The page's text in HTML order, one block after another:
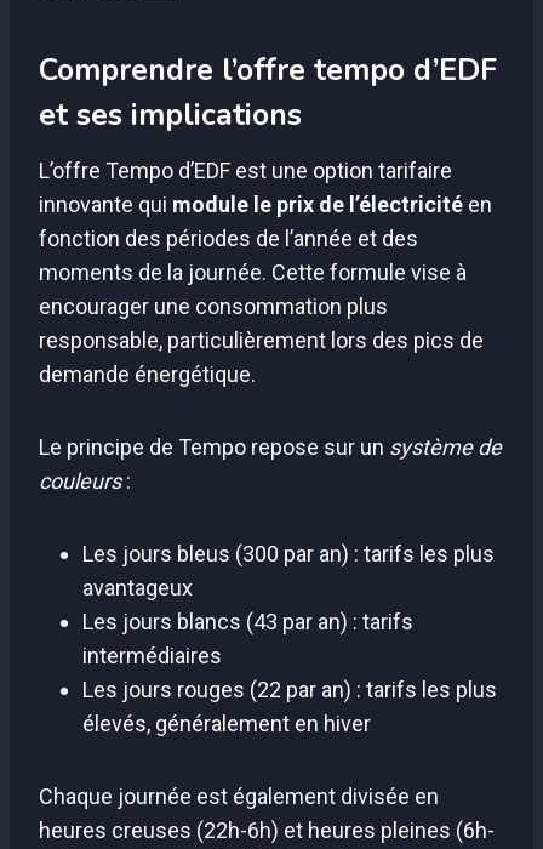
Comprendre l’offre tempo d’EDF
et ses implications
L’offre Tempo d’EDF est une option tarifaire
innovante qui module le prix de l’électricité en
fonction des périodes de l’année et des
moments de la journée. Cette formule vise à
encourager une consommation plus
responsable, particulièrement lors des pics de
demande énergétique.
Le principe de Tempo repose sur un système de
couleurs:
Les jours bleus (300 par an) : tarifs les plus
avantageux
Les jours blancs (43 par an) : tarifs
intermédiaires
Les jours rouges (22 par an) : tarifs les plus
élevés, généralement en hiver
Chaque journée est également divisée en
heures creuses (22h-6h) et heures pleines (6h-